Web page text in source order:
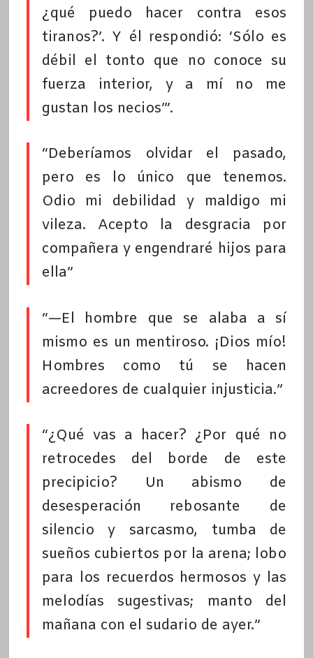
¿qué puedo hacer contra esos
tiranos?’. Y él respondió: ‘Sólo es
débil el tonto que no conoce su
fuerza interior, y a mí no me
gustan los necios’”.
“Deberíamos olvidar el pasado,
pero es lo único que tenemos.
Odio mi debilidad y maldigo mi
vileza. Acepto la desgracia por
compañera y engendraré hijos para
ella”
“—El hombre que se alaba a sí
mismo es un mentiroso. ¡Dios mío!
Hombres como tú se hacen
acreedores de cualquier injusticia.”
“¿Qué vas a hacer? ¿Por qué no
retrocedes del borde de este
precipicio? Un abismo de
desesperación rebosante de
silencio y sarcasmo, tumba de
sueños cubiertos por la arena; lobo
para los recuerdos hermosos y las
melodías sugestivas; manto del
mañana con el sudario de ayer.”